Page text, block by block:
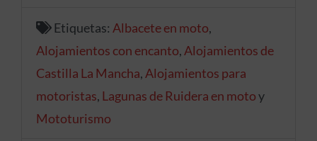
Etiquetas: Albacete en moto,
Alojamientos con encanto, Alojamientos de
Castilla La Mancha, Alojamientos para
motoristas, Lagunas de Ruidera en motoy
Mototurismo